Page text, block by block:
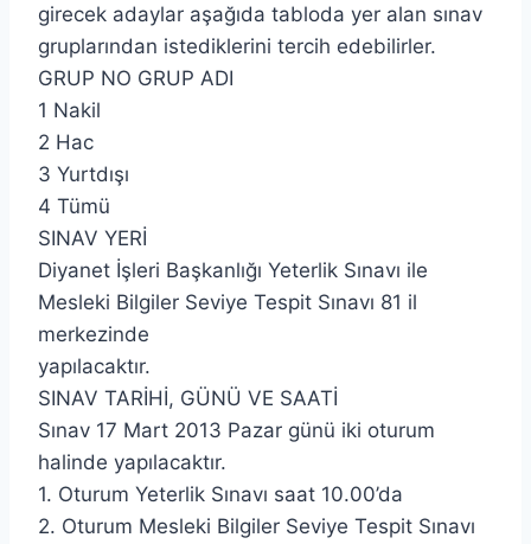
girecek adaylar aşağıda tabloda yer alan sınav
gruplarından istediklerini tercih edebilirler.
GRUP NO GRUP ADI
1 Nakil
2 Hac
3 Yurtdışı
4 Tümü
SINAV YERİ
Diyanet İşleri Başkanlığı Yeterlik Sınavı ile
Mesleki Bilgiler Seviye Tespit Sınavı 81 il
merkezinde
yapılacaktır.
SINAV TARİHİ, GÜNÜ VE SAATİ
Sınav 17 Mart 2013 Pazar günü iki oturum
halinde yapılacaktır.
1. Oturum Yeterlik Sınavı saat 10.00’da
2. Oturum Mesleki Bilgiler Seviye Tespit Sınavı